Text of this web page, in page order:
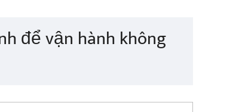
để vận hành không